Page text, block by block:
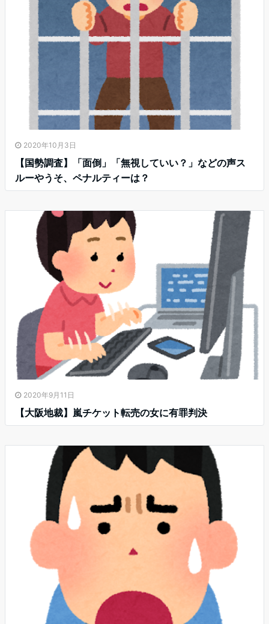
2020年10月3日
【国勢調査】「面倒」「無視していい？」などの声ス
ルーやうそ、ペナルティーは？
2020年9月11日
【大阪地裁】嵐チケット転売の女に有罪判決